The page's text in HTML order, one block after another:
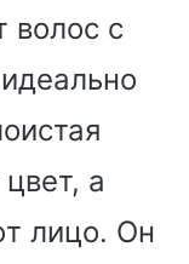
волос с
а
лицо. Он